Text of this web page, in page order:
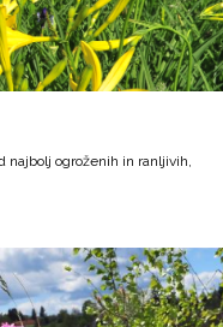
najbolj ogroženih in ranljivih,